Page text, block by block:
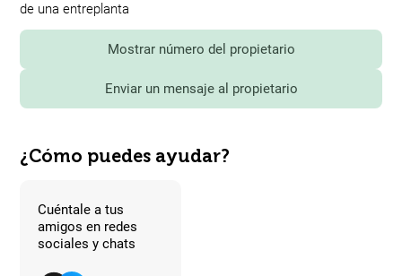
de una entreplanta
Mostrar número del propietario
Enviar un mensaje al propietario
¿Cómo puedes ayudar?
Cuéntale a tus
amigos en redes
sociales y chats